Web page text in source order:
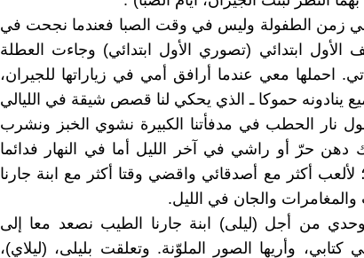
زمن الطفولة وليس في وقت الصبا فعندما نجحت في
ابتدائي (تصوري الأول ابتدائي) وجاءت العطلة
احملها معي عندما أرافق أمي في زياراتها للجيران،
ينادونه حموكا ـ الذي يحكي لنا قصص شيقة في الليالي
نار الحطب في مدفأتنا الكبيرة نشوي الخبز ونشرب
دهن حرّ أو راشي في آخر الليل أما في النهار فدائما
أكثر مع أصدقائي واقضي وقتا أكثر مع ابنة جارنا
والجان في الليل.
من أجل (ليلى) ابنة جارنا الطيب نصعد معا إلى
وأريها الصور الملوّنة. وتعلقت بليلى، (ليلاي)،